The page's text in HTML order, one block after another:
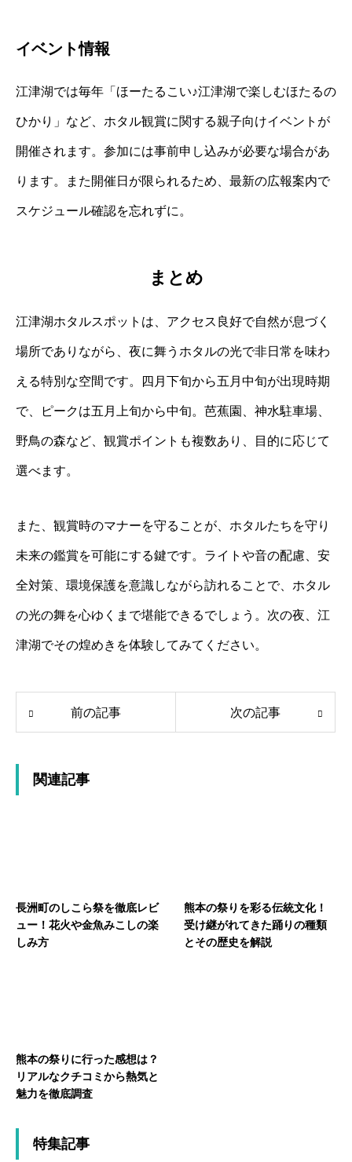
イベント情報
江津湖では毎年「ほーたるこい♪江津湖で楽しむほたるの
ひかり」など、ホタル観賞に関する親子向けイベントが
開催されます。参加には事前申し込みが必要な場合があ
ります。また開催日が限られるため、最新の広報案内で
スケジュール確認を忘れずに。
まとめ
江津湖ホタルスポットは、アクセス良好で自然が息づく
場所でありながら、夜に舞うホタルの光で非日常を味わ
える特別な空間です。四月下旬から五月中旬が出現時期
で、ピークは五月上旬から中旬。芭蕉園、神水駐車場、
野鳥の森など、観賞ポイントも複数あり、目的に応じて
選べます。
また、観賞時のマナーを守ることが、ホタルたちを守り
未来の鑑賞を可能にする鍵です。ライトや音の配慮、安
全対策、環境保護を意識しながら訪れることで、ホタル
の光の舞を心ゆくまで堪能できるでしょう。次の夜、江
津湖でその煌めきを体験してみてください。
前の記事 次の記事
関連記事
長洲町のしこら祭を徹底レビ
ュー！花火や金魚みこしの楽
しみ方
熊本の祭りを彩る伝統文化！
受け継がれてきた踊りの種類
とその歴史を解説
熊本の祭りに行った感想は？
リアルなクチコミから熱気と
魅力を徹底調査
特集記事